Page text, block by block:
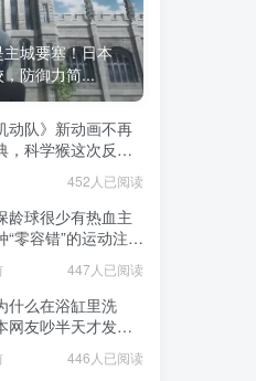
城要塞！日本
防御力简...
动队》新动画不再
，科学猴这次反而
452人已阅读
龄球很少有热血主
“零容错”的运动注定
447人已阅读
什么在浴缸里洗
网友吵半天才发
地板里！446人已阅读